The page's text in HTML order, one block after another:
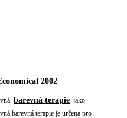
2002
barevná terapie jako
barevná terapie je určena pro